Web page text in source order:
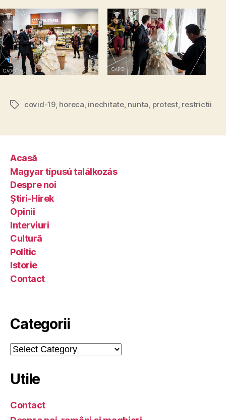
Tagscovid-19, horeca inechitate, nunta protest, restrictii
Acasă
Magyar típusú találkozás
Despre noi
Ştiri-Hirek
Opinii
Interviuri
Cultură
Politic
Istorie
Contact
Categorii
Categorii
Utile
Contact